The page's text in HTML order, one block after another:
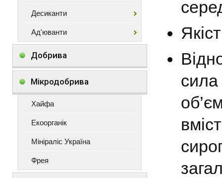
Десиканти
Ад'юванти
Добрива
Мікродобрива
Хайфа
Екоорганік
Мініраліс Україна
Фрея